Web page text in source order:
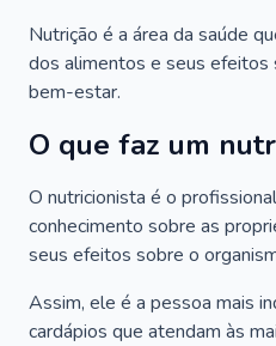
Nutrição é a área da saúde
dos alimentos e seus efeitos
bem-estar.
O que faz um
O nutricionista é o
conhecimento sobre as
seus efeitos sobre o
Assim, ele é a pessoa mais
cardápios que atendam às